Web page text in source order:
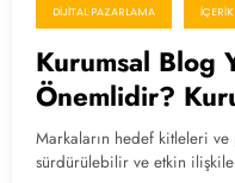
DIJITAL PAZARLAMA
Kurumsal Blog
Önemlidir?
Nasıl Yapılır?
Markaların hedef kitleleri ve
sürdürülebilir ve etkin